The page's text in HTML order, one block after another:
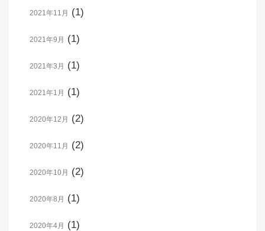
2021年11月 (1)
2021年9月 (1)
2021年3月 (1)
2021年1月 (1)
2020年12月 (2)
2020年11月 (2)
2020年10月 (2)
2020年8月 (1)
2020年4月 (1)